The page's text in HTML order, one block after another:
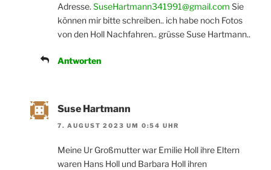
Adresse. SuseHartmann341991@gmail.com Sie
können mir bitte schreiben.. ich habe noch Fotos
von den Holl Nachfahren.. grüsse Suse Hartmann..
Antworten
Suse Hartmann
7. AUGUST 2023 UM 0:54 UHR
Meine Ur Großmutter war Emilie Holl ihre Eltern
waren Hans Holl und Barbara Holl ihren